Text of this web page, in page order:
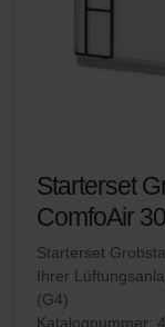
Starterset
ComfoAir
Starterset
Ihrer
(G4)
Katalognummer: